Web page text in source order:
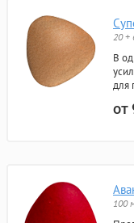
20 +
В
для
от
100